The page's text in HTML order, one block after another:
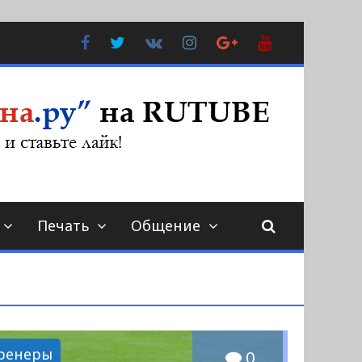
FacebookTwitter
Контакте
Instagram
Google
Plus
Печать Общение
0